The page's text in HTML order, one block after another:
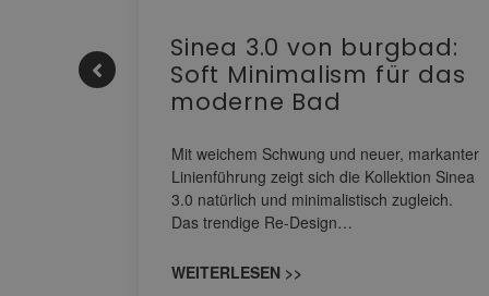
Sinea 3.0 von burgbad:
Soft Minimalism für das
moderne Bad
Mit weichem Schwung und neuer, markanter
Linienführung zeigt sich die Kollektion Sinea
3.0 natürlich und minimalistisch zugleich.
Das trendige Re-Design…
WEITERLESEN >>